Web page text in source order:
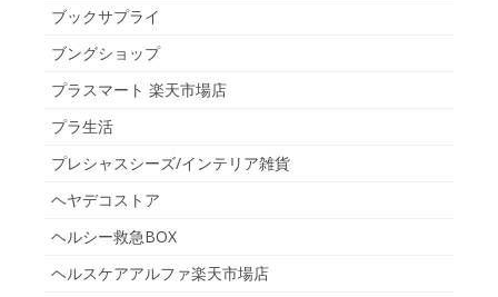
ブックサプライ
ブングショップ
プラスマート 楽天市場店
プラ生活
プレシャスシーズ/インテリア雑貨
ヘヤデコストア
ヘルシー救急BOX
ヘルスケアアルファ楽天市場店